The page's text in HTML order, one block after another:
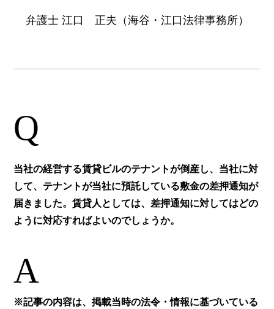
弁護士 江口 正夫（海谷・江口法律事務所）
Q
当社の経営する賃貸ビルのテナントが倒産し、当社に対
して、テナントが当社に預託している敷金の差押通知が
届きました。賃貸人としては、差押通知に対してはどの
ように対応すればよいのでしょうか。
A
※記事の内容は、掲載当時の法令・情報に基づいている